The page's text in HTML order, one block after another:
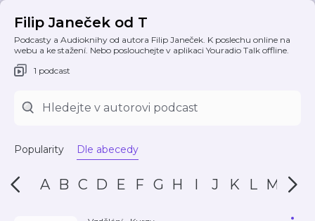
Filip Janeček od T
Podcasty a Audioknihy od autora Filip Janeček. K poslechu online na
webu a ke stažení. Nebo poslouchejte v aplikaci Youradio Talk offline.
1 podcast
Popularity Dle abecedy
A B C D E F G H I J K L M N